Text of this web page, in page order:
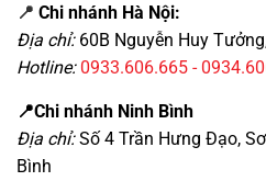
📍 Chi nhánh Hà Nội:
Địa chỉ:60B Nguyễn Huy
Hotline: 0933.606.665 -
📍Chi nhánh Ninh Bình
Địa chỉ:Số 4 Trần Hưng Đạo,
Bình